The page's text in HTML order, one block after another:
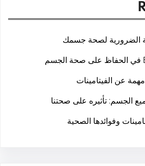
الضرورية لصحة جسمك
عن الفيتامينات
الجسم: تأثيره على صحتنا
وفوائدها الصحية